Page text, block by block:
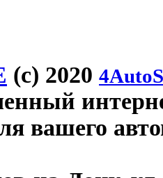
(c) 2020
вашего